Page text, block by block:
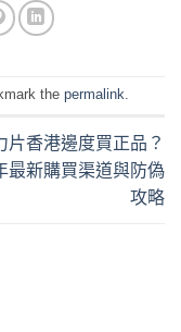
the permalink.
片香港邊度買正品？
最新購買渠道與防偽
攻略